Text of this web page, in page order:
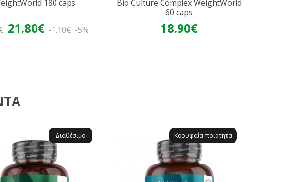
180 caps
21.80€ -1.10€ -5%
Bio Culture Complex WeightWorld
60 caps
18.90€
Διαθέσιμο Κορυφαία ποιότητα